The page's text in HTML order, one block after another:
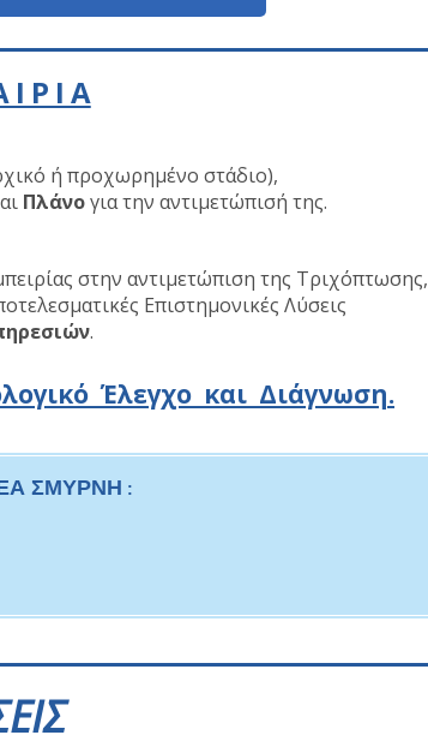
Ρ Ι Α
ή προχωρημένο στάδιο),
Πλάνογια την αντιμετώπισή της.
στην αντιμετώπιση της Τριχόπτωσης,
Επιστημονικές Λύσεις
.
Έλεγχο και Διάγνωση.
ΣΜΥΡΝΗ :